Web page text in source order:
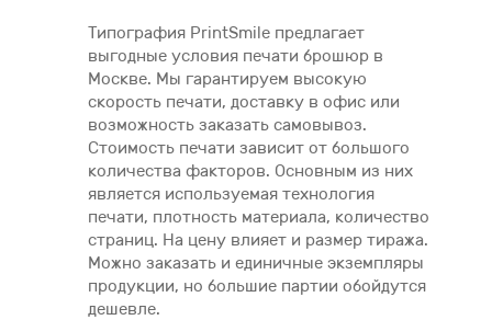
Типография PrintSmile предлагает
выгодные условия печати брошюр в
Москве. Мы гарантируем высокую
скорость печати, доставку в офис или
возможность заказать самовывоз.
Стоимость печати зависит от большого
количества факторов. Основным из них
является используемая технология
печати, плотность материала, количество
страниц. На цену влияет и размер тиража.
Можно заказать и единичные экземпляры
продукции, но большие партии обойдутся
дешевле.